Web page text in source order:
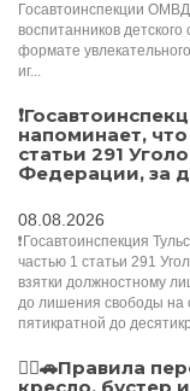
Госавтоинспекции
воспитанников
формате
иг...
напоминает, что
статьи 291
Федерации, за
08.08.2026
❗Госавтоинспекция
частью 1 статьи 291
взятки должностному
до лишения свободы на
пятикратной до
👮‍♂️🚗Правила